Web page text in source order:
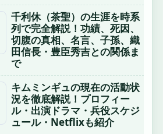
千利休（茶聖）の生涯を時系
列で完全解説！功績、死因、
切腹の真相、名言、子孫、織
田信長・豊臣秀吉との関係ま
で
キムミンギュの現在の活動状
況を徹底解説！プロフィー
ル・出演ドラマ・兵役スケジ
ュール・Netflixも紹介